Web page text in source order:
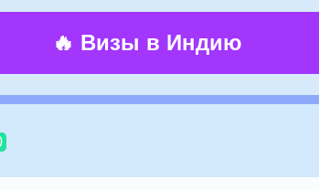
🔥 Визы в Индию